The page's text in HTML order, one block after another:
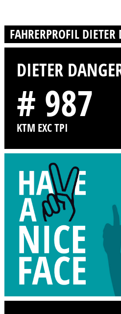
FAHRERPROFIL DIETER
DIETER
# 987
KTM EXC TPI